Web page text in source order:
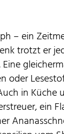
– ein
trotzt er
oder
in Küche
ein